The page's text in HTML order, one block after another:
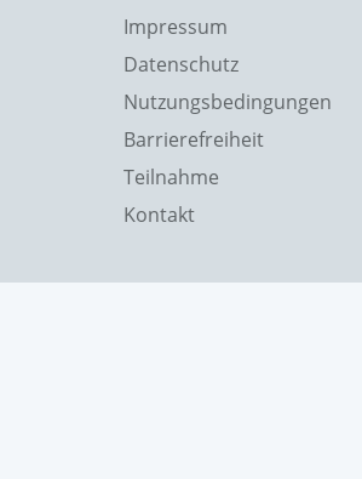
Impressum
Datenschutz
Nutzungsbedingungen
Barrierefreiheit
Teilnahme
Kontakt